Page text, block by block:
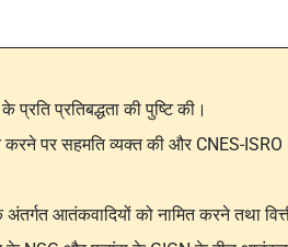
प्रतिबद्धता की पुष्टि की।
करने पर सहमति व्यक्त की और CNES-ISRO
आतंकवादियों को नामित करने तथा